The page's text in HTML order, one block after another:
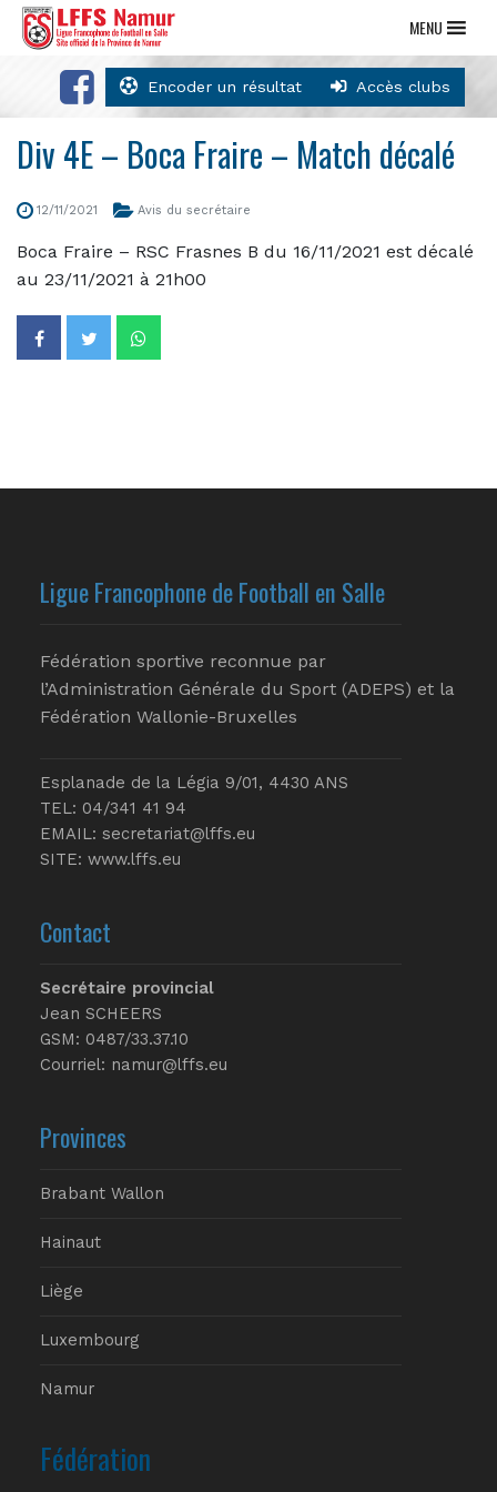
Encoder un résultat Accès clubs
MENU
Div 4E – Boca Fraire – Match décalé
12/11/2021 Avis du secrétaire
Boca Fraire – RSC Frasnes B du 16/11/2021 est décalé
au 23/11/2021 à 21h00
Ligue Francophone de Football en Salle
Fédération sportive reconnue par
l’Administration Générale du Sport (ADEPS) et la
Fédération Wallonie-Bruxelles
Esplanade de la Légia 9/01, 4430 ANS
TEL: 04/341 41 94
EMAIL: secretariat@lffs.eu
SITE: www.lffs.eu
Contact
Secrétaire provincial
Jean SCHEERS
GSM: 0487/33.37.10
Courriel: namur@lffs.eu
Provinces
Brabant Wallon
Hainaut
Liège
Luxembourg
Namur
Fédération